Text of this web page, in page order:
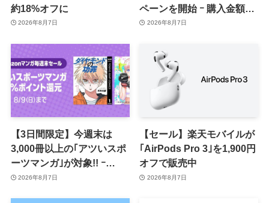
約18%オフに
2026年8月7日
ペーンを開始 ｰ 購入金額に
応じて来月のポイント還元
2026年8月7日
【3日間限定】今週末は
3,000冊以上の｢アツいスポ
ーツマンガ｣が対象!! ｰ
｢Amazonマンガ毎週末セ
2026年8月7日
【セール】楽天モバイルが
｢AirPods Pro 3｣を1,900円
オフで販売中
2026年8月7日